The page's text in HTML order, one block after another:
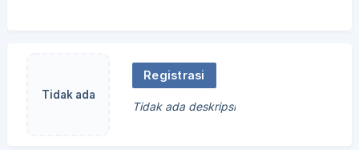
Tidak ada
Registrasi
Tidak ada deskripsi